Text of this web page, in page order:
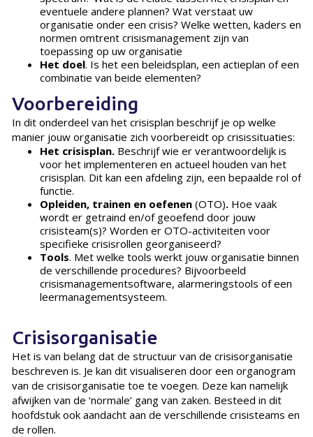
eventuele andere plannen? Wat verstaat uw
organisatie onder een crisis? Welke wetten, kaders en
normen omtrent crisismanagement zijn van
toepassing op uw organisatie
Het doel. Is het een beleidsplan, een actieplan of een
combinatie van beide elementen?
Voorbereiding
In dit onderdeel van het crisisplan beschrijf je op welke
manier jouw organisatie zich voorbereidt op crisissituaties:
Het crisisplan.Beschrijf wie er verantwoordelijk is
voor het implementeren en actueel houden van het
crisisplan. Dit kan een afdeling zijn, een bepaalde rol of
functie.
Opleiden, trainen en oefenen (OTO).Hoe vaak
wordt er getraind en/of geoefend door jouw
crisisteam(s)? Worden er OTO-activiteiten voor
specifieke crisisrollen georganiseerd?
Tools. Met welke tools werkt jouw organisatie binnen
de verschillende procedures? Bijvoorbeeld
crisismanagementsoftware, alarmeringstools of een
leermanagementsysteem.
Crisisorganisatie
Het is van belang dat de structuur van de crisisorganisatie
beschreven is. Je kan dit visualiseren door een organogram
van de crisisorganisatie toe te voegen. Deze kan namelijk
afwijken van de ‘normale’ gang van zaken. Besteed in dit
hoofdstuk ook aandacht aan de verschillende crisisteams en
de rollen.